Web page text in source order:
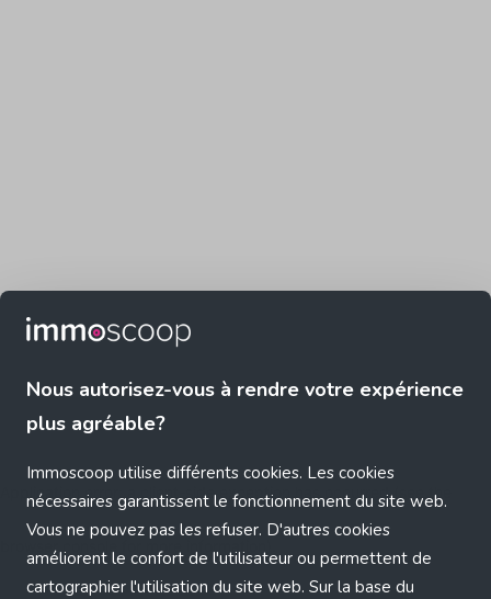
Nous autorisez-vous à rendre votre expérience
plus agréable?
Immoscoop utilise différents cookies. Les cookies
nécessaires garantissent le fonctionnement du site web.
Vous ne pouvez pas les refuser. D'autres cookies
améliorent le confort de l'utilisateur ou permettent de
cartographier l'utilisation du site web. Sur la base du
Application error: a client-side exception has occurred (see the
browser console for more information)